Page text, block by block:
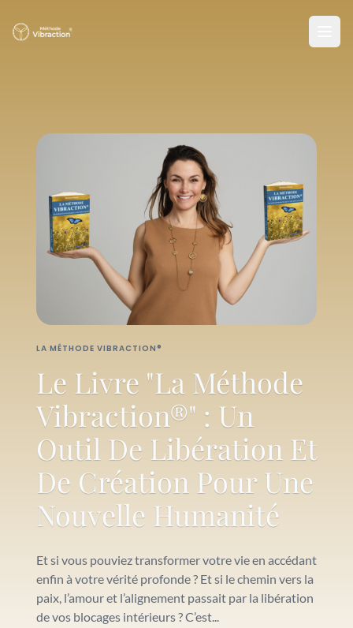
LA MÉTHODE VIBRACTION®
Le Livre "La Méthode
Vibraction®" : Un
Outil De Libération Et
De Création Pour Une
Nouvelle Humanité
Et si vous pouviez transformer votre vie en accédant
enfin à votre vérité profonde ? Et si le chemin vers la
paix, l’amour et l’alignement passait par la libération
de vos blocages intérieurs ? C’est...